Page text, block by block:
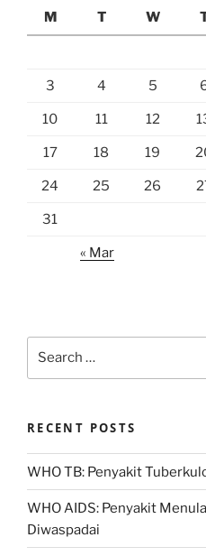
M
T W
3 4 5
10 11 12
17 18 19
24 25 26
31
« Mar
RECENT POSTS
WHO TB: Penyakit
WHO AIDS: Penyakit
Diwaspadai